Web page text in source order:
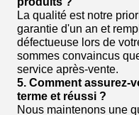
La qualité est notre
garantie d'un an et
défectueuse lors de
sommes convaincus
service après-vente.
5. Comment assurez-
terme et réussi ?
Nous maintenons une